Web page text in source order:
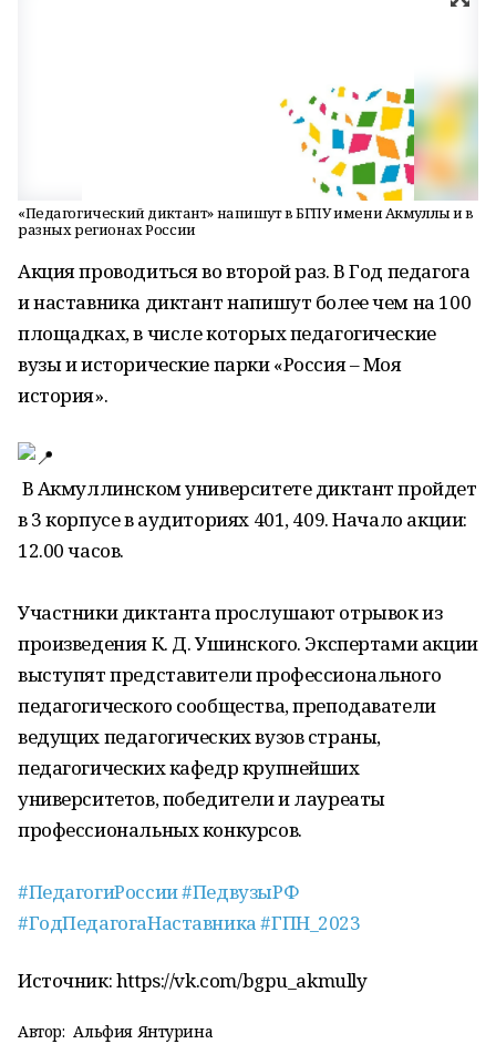
«Педагогический диктант» напишут в БГПУ имени Акмуллы и в
разных регионах России
Акция проводиться во второй раз. В Год педагога
и наставника диктант напишут более чем на 100
площадках, в числе которых педагогические
вузы и исторические парки «Россия – Моя
история».
В Акмуллинском университете диктант пройдет
в 3 корпусе в аудиториях 401, 409. Начало акции:
12.00 часов.
Участники диктанта прослушают отрывок из
произведения К. Д. Ушинского. Экспертами акции
выступят представители профессионального
педагогического сообщества, преподаватели
ведущих педагогических вузов страны,
педагогических кафедр крупнейших
университетов, победители и лауреаты
профессиональных конкурсов.
#ПедагогиРоссии#ПедвузыРФ
#ГодПедагогаНаставника#ГПН_2023
Источник: https://vk.com/bgpu_akmully
Автор: Альфия Янтурина